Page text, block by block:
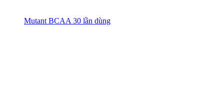
Mutant BCAA 30 lần dùng